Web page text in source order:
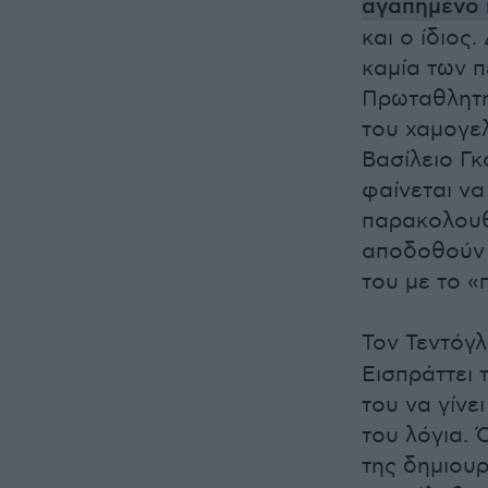
αγαπημένο
και ο
καμία των
του
Βασίλειο
φαίνεται να
αποδοθούν
του με το
Τον
του να
του λόγια.
της